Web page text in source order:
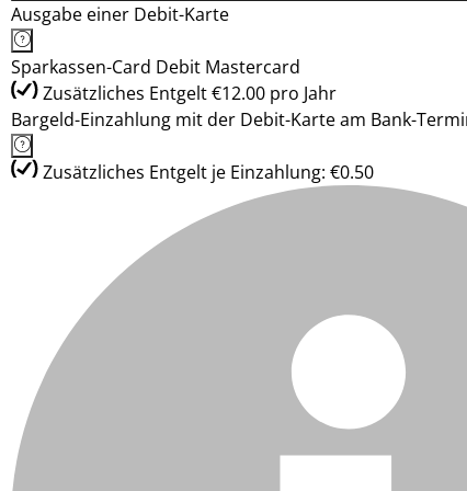
Ausgabe einer Debit-Karte
Sparkassen-Card Debit Mastercard
Zusätzliches Entgelt €12.00 pro Jahr
Bargeld-Einzahlung mit der Debit-Karte am Bank-
Zusätzliches Entgelt je Einzahlung: €0.50